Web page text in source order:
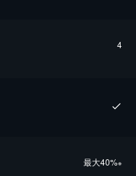
4
最⼤40%※